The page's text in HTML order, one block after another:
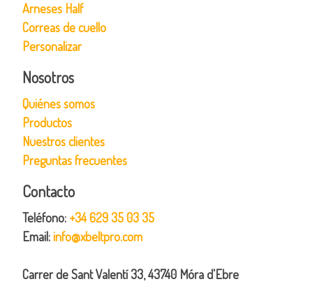
Arneses Half
Correas de cuello
Personalizar
Nosotros
Quiénes somos
Productos
Nuestros clientes
Preguntas frecuentes
Contacto
Teléfono: +34 629 35 03 35
Email:info@xbeltpro.com
Carrer de Sant Valentí 33, 43740 Móra d'Ebre